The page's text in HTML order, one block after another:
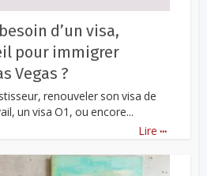
d’un visa,
pour immigrer
Vegas ?
renouveler son visa de
un visa O1, ou encore...
Lire ...